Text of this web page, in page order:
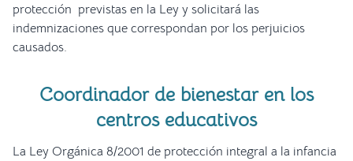
protección previstas en la Ley y solicitará las
indemnizaciones que correspondan por los perjuicios
causados.
Coordinador de bienestar en los
centros educativos
La Ley Orgánica 8/2001 de protección integral a la infancia